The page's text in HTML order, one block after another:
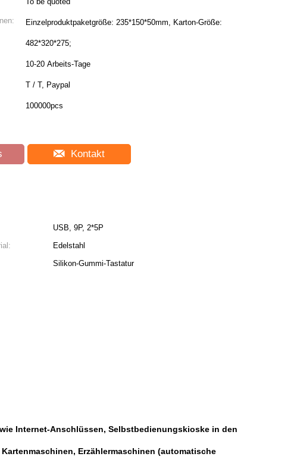
Einzelproduktpaketgröße: 235*150*50mm, Karton-Größe:
482*320*275;
10-20 Arbeits-Tage
T / T, Paypal
100000pcs
Kontakt
USB, 9P, 2*5P
Edelstahl
Silikon-Gummi-Tastatur
Internet-Anschlüssen, Selbstbedienungskioske in den
Erzählermaschinen (automatische